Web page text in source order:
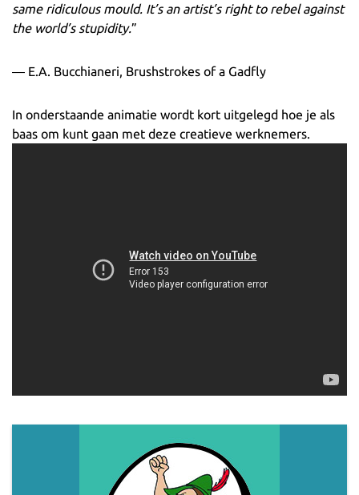
same ridiculous mould. It’s an artist’s right to rebel against
the world’s stupidity.”
― E.A. Bucchianeri, Brushstrokes of a Gadfly
In onderstaande animatie wordt kort uitgelegd hoe je als
baas om kunt gaan met deze creatieve werknemers.